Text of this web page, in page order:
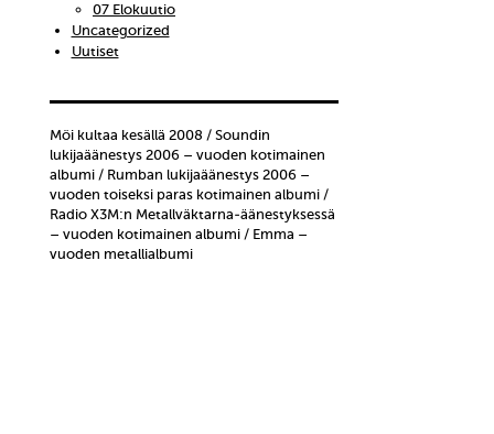
07 Elokuutio
Uncategorized
Uutiset
Möi kultaa kesällä 2008 / Soundin
lukijaäänestys 2006 – vuoden kotimainen
albumi / Rumban lukijaäänestys 2006 –
vuoden toiseksi paras kotimainen albumi /
Radio X3M:n Metallväktarna-äänestyksessä
– vuoden kotimainen albumi / Emma –
vuoden metallialbumi